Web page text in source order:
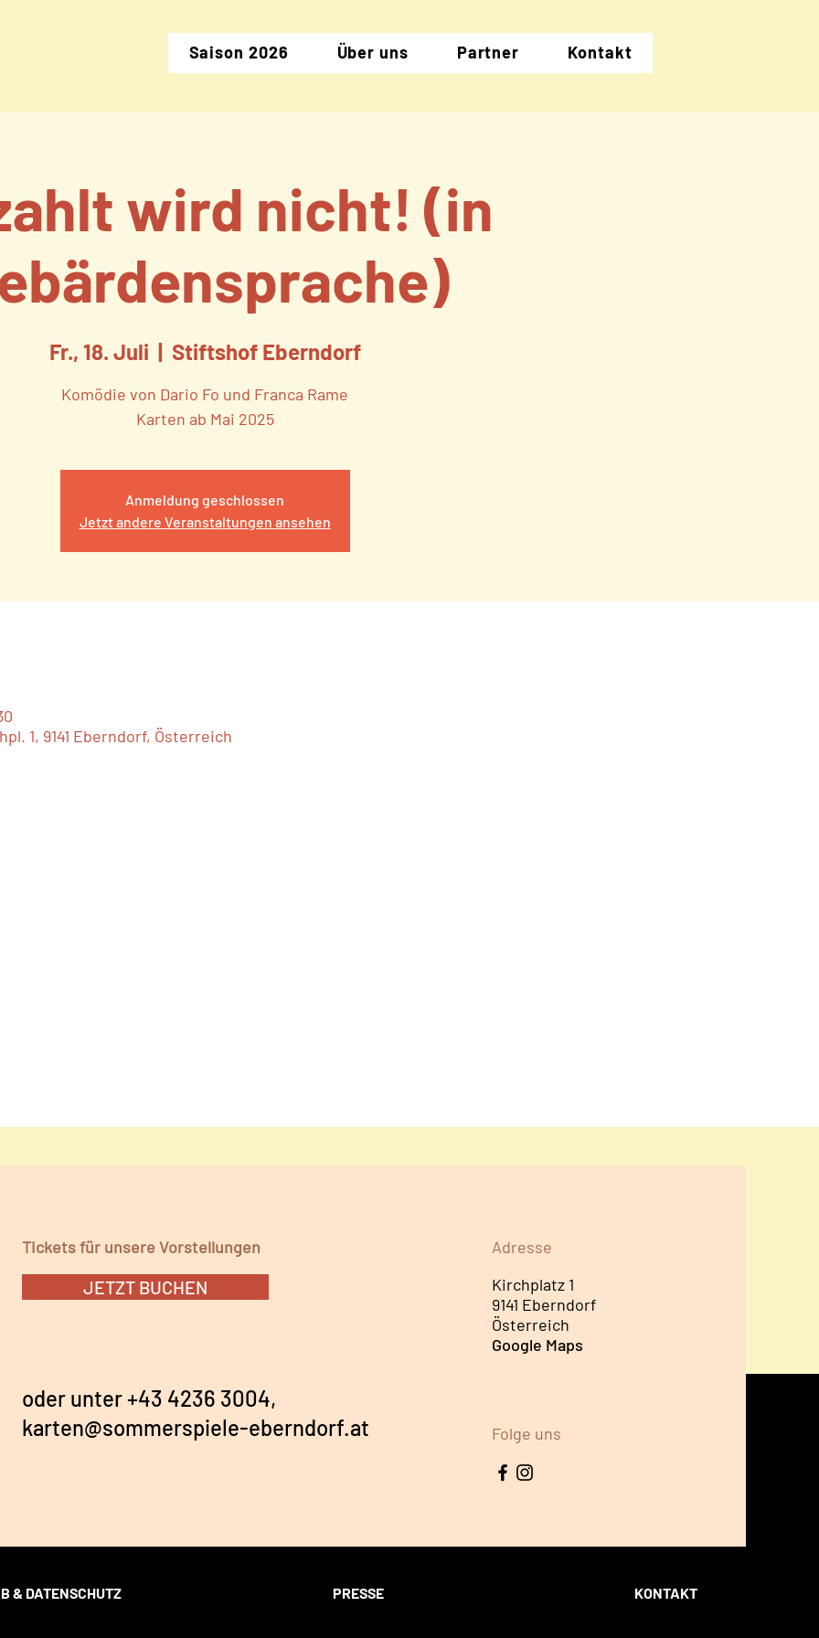
Saison 2026 Über uns Partner Kontakt
wird nicht! (in
Fr., 18. Juli
  |
Stiftshof Eberndorf
Komödie von Dario Fo und Franca Rame
Karten ab Mai 2025
Anmeldung geschlossen
Jetzt andere Veranstaltungen ansehen
1, 9141 Eberndorf, Österreich
& DATENSCHUTZ PRESSE KONTAKT
Tickets für unsere Vorstellungen
JETZT BUCHEN
oder unter+43 4236 3004,
karten@sommerspiele-eberndorf.at
Adresse
Kirchplatz 1
9141 Eberndorf
Österreich
Google Maps
Folge uns